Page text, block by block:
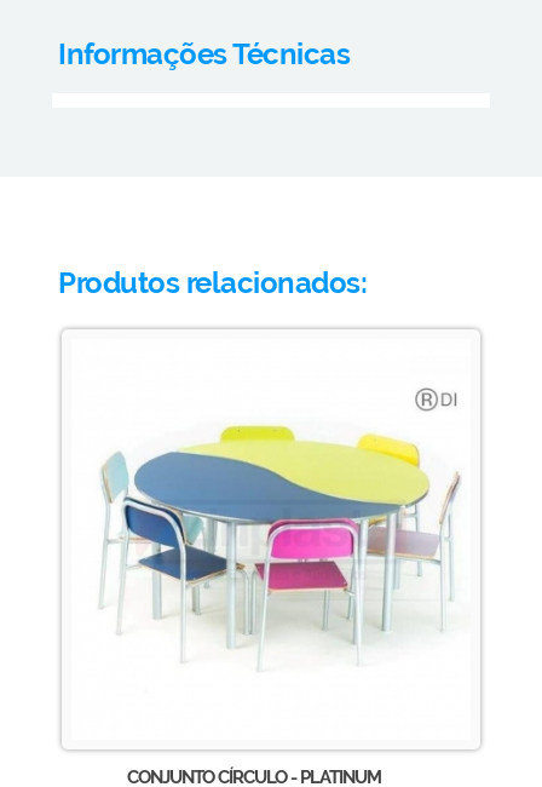
Informações Técnicas
Produtos relacionados:
CONJUNTO CÍRCULO - PLATINUM